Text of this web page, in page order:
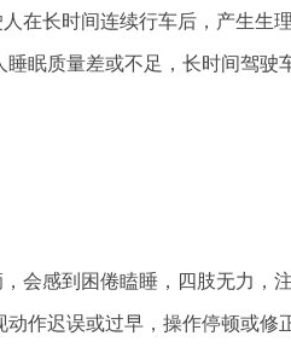
长时间连续行车后，产生生
眠质量差或不足，长时间驾驶
感到困倦瞌睡，四肢无力，
作迟误或过早，操作停顿或修